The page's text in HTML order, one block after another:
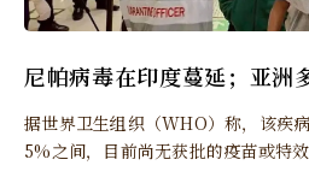
尼帕病毒在印度蔓延；亚洲
据世界卫生组织（WHO）称，该疾
5%之间，目前尚无获批的疫苗或特效